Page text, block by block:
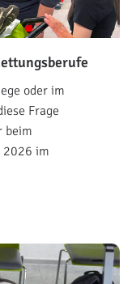
oder im
Frage
beim
2026 im